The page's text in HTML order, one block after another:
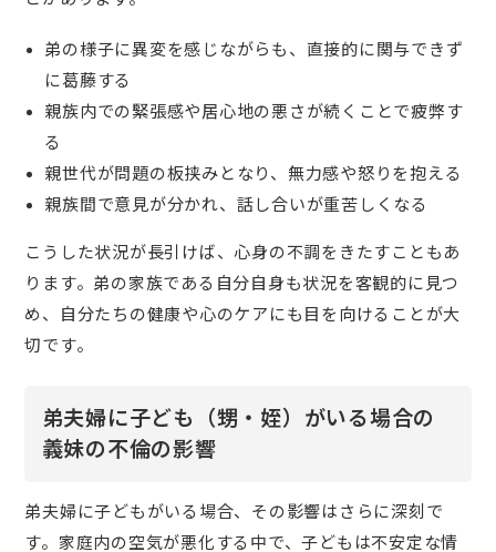
弟の様子に異変を感じながらも、直接的に関与できず
に葛藤する
親族内での緊張感や居心地の悪さが続くことで疲弊す
る
親世代が問題の板挟みとなり、無力感や怒りを抱える
親族間で意見が分かれ、話し合いが重苦しくなる
こうした状況が長引けば、心身の不調をきたすこともあ
ります。弟の家族である自分自身も状況を客観的に見つ
め、自分たちの健康や心のケアにも目を向けることが大
切です。
弟夫婦に子ども（甥・姪）がいる場合の
義妹の不倫の影響
弟夫婦に子どもがいる場合、その影響はさらに深刻で
す。家庭内の空気が悪化する中で、子どもは不安定な情